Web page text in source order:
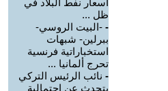
أسعار نفط البلاد في
ظل ...
- -البيت الروسي-
ببرلين- شبهات
استخباراتية فرنسية
تحرج ألمانيا ...
- نائب الرئيس التركي
يتحدث عن احتمالية